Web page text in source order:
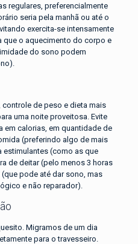
regulares, preferencialmente
seria pela manhã ou até o
exercita-se intensamente
que o aquecimento do corpo e
do sono podem
de peso e dieta mais
uma noite proveitosa. Evite
em calorias, em quantidade de
(preferindo algo de mais
(como as que
de deitar (pelo menos 3 horas
pode até dar sono, mas
e não reparador).
Migramos de um dia
para o travesseiro.